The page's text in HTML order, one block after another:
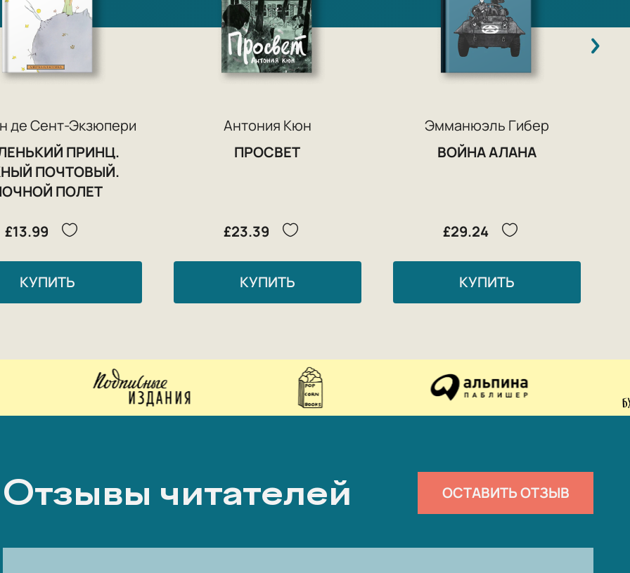
де Сент-Экзюпери
ПРИНЦ.
ПОЧТОВЫЙ.
ПОЛЕТ
£13.99
КУПИТЬ
Антония Кюн
ПРОСВЕТ
£23.39
КУПИТЬ
Эмманюэль Гибер
ВОЙНА АЛАНА
£29.24
КУПИТЬ
Отзывы читателей ОСТАВИТЬ ОТЗЫВ